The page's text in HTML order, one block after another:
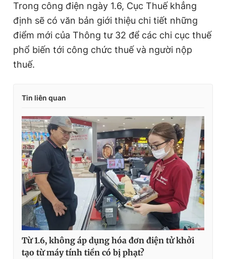
Trong công điện ngày 1.6, Cục Thuế khẳng
định sẽ có văn bản giới thiệu chi tiết những
điểm mới của Thông tư 32 để các chi cục thuế
phổ biến tới công chức thuế và người nộp
thuế.
Tin liên quan
Từ 1.6, không áp dụng hóa đơn điện tử khởi
tạo từ máy tính tiền có bị phạt?